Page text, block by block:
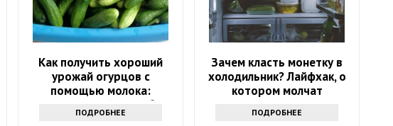
Как получить хороший
урожай огурцов с
помощью молока:
интересный способ
ПОДРОБНЕЕ
Зачем класть монетку в
холодильник? Лайфхак, о
котором молчат
ПОДРОБНЕЕ